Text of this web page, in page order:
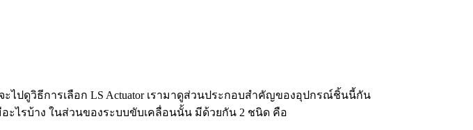
ะไปดูวิธีการเลือก LS Actuator เรามาดูส่วนประกอบสำคัญของอุปกรณ์ชิ้นนี้กัน
ะไรบ้าง ในส่วนของระบบขับเคลื่อนนั้น มีด้วยกัน 2 ชนิด คือ